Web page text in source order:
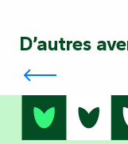
D’autres
Partez en